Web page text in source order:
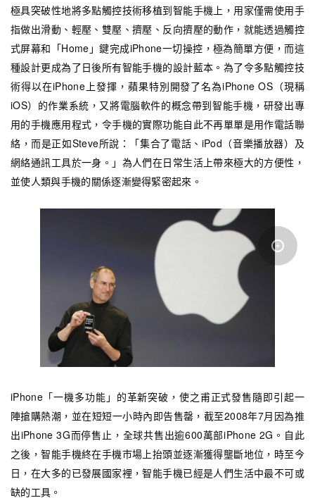
極具突破性地將多點觸控技術移植到智能手機上，用家僅需使用手
指做出滑動、輕壓、雙壓、擠壓、反向擠壓的動作，就能透過觸控
式屏幕和「Home」鍵完成iPhone一切操控，極為簡單方便，而這
種設計更成為了日後所有智能手機的設計藍本。為了令多點觸控技
術得以在iPhone上發揮，蘋果特別開發了名為iPhone OS（現稱
iOS）的作業系統，又將電腦軟件的概念帶到智能手機，研發出專
用的手機應用程式，令手機的實際功能自此不再單單是用作電話聯
絡，而是正如Steve所說：「集合了電話、iPod（音樂播放器）及
網絡通訊工具於一身。」為人們在日常生活上帶來極大的方便性，
並使人類與手機的關係逐漸變得緊密起來。
iPhone「一機多功能」的革新突破，使之甫正式發售隨即引起一
陣搶購熱潮，並在短短一小時內即告售罄，截至2008年7月因為推
出iPhone 3G而停售止，全球共售出逾600萬部iPhone 2G。自此
之後，智能手機終在手機市場上抬頭並逐漸獲得壟斷地位，時至今
日，在大多的已發展國家裡，智能手機已經是人們生活中最不可或
缺的工具。